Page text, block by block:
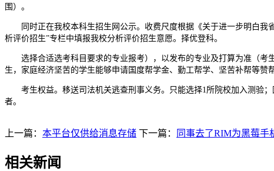
围）。
同时正在我校本科生招生网公示。收费尺度根据《关于进一步明白我
析评价招生”专栏中填报我校分析评价招生意愿。择优登科。
选择合适选考科目要求的专业报考），以发布的专业及打算为准（考
生，家庭经济坚苦的学生能够申请国度帮学金、勤工帮学、坚苦补帮等赞
考生权益。移送司法机关逃查刑事义务。只能选择1所院校加入测验；
者。
上一篇： 本平台仅供给消息存储 下一篇： 同事去了RIM为黑莓手
相关新闻